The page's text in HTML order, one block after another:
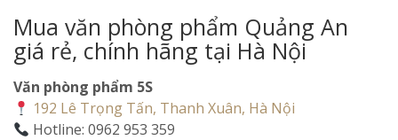
Mua văn phòng phẩm Quảng An
giá rẻ, chính hãng tại Hà Nội
Văn phòng phẩm 5S
192 Lê Trọng Tấn, Thanh Xuân, Hà Nội
Hotline: 0962 953 359